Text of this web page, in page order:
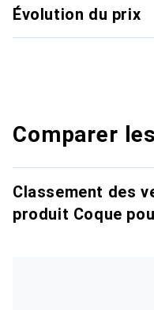
Évolution du prix
Comparer
Classement des
produit Coque